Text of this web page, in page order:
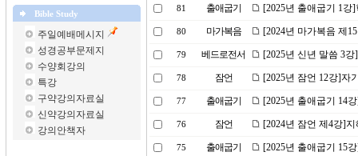
Bible Study
주일예배메시지
성경공부문제지
수양회강의
특강
구약강의자료실
신약강의자료실
강의안책자
81 출애굽기 [2025년 출애굽기 1
80 마가복음 [2024년 마가복음 제
79 베드로전서 [2025년 신년 말씀 3
78 잠언 [2025년 잠언 12강]자
77 출애굽기 [2025년 출애굽기 14
76 잠언 [2024년 잠언 제4강]
75 출애굽기 [2025년 출애굽기 15